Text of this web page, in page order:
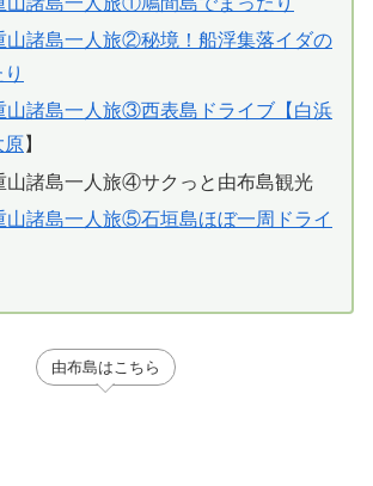
山諸島一人旅②秘境！船浮集落イダの
山諸島一人旅③西表島ドライブ【白浜
原】
山諸島一人旅④サクっと由布島観光
山諸島一人旅⑤石垣島ほぼ一周ドライ
由布島はこちら